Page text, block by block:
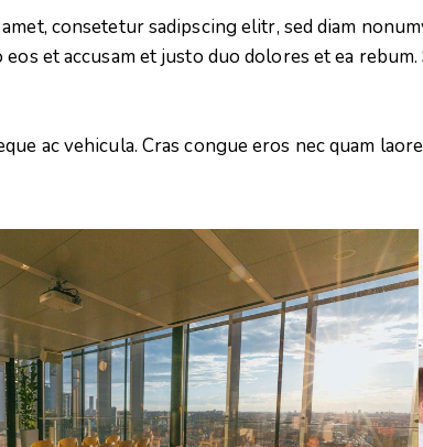
consetetur sadipscing elitr, sed diam
et accusam et justo duo dolores et ea
ac vehicula. Cras congue eros nec quam